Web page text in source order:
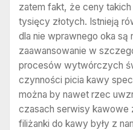
zatem fakt, że ceny
tysięcy złotych. Istnieją
dla nie wprawnego oka są
zaawansowanie w
procesów wytwórczych
czynności picia kawy
można by nawet rzec
czasach serwisy kawowe
filiżanki do kawy były z